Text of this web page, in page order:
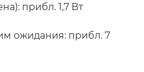
прибл. 1,7 Вт
ожидания: прибл. 7